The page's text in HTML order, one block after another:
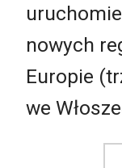
nowych
Europie
we